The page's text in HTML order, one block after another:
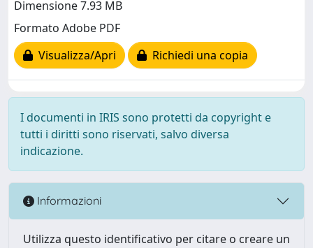
Dimensione 7.93 MB
Formato Adobe PDF
Visualizza/Apri
Richiedi una copia
I documenti in IRIS sono protetti da copyright e
tutti i diritti sono riservati, salvo diversa
indicazione.
Informazioni
Utilizza questo identificativo per citare o creare un